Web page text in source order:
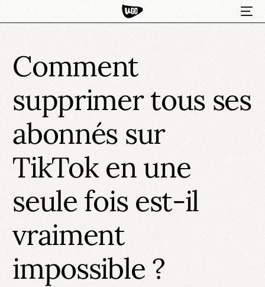
Comment
supprimer tous ses
abonnés sur
TikTok en une
seule fois est-il
vraiment
impossible ?
HOT